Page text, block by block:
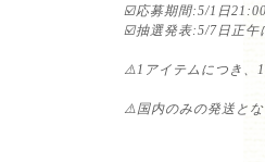
☑️応募期間:5/1日
☑️抽選発表:5/7日正午
⚠️1アイテムにつき、
⚠️国内のみの発送と